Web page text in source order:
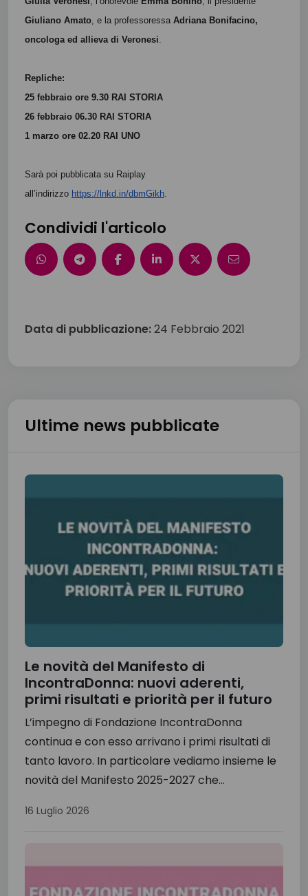
Giuliano Amato , e la professoressa Adriana Bonifacino,
oncologa ed allieva di Veronesi
Repliche:
25 febbraio ore 9.30 RAI STORIA
26 febbraio 06.30 RAI STORIA
1 marzo ore 02.20 RAI UNO
Sarà poi pubblicata su Raiplay
all’indirizzo https://lnkd.in/dbmGikh
Condividi l'articolo
Data di pubblicazione:24 Febbraio 2021
Ultime news pubblicate
Le novità del Manifesto di
IncontraDonna: nuovi aderenti,
primi risultati e priorità per il futuro
L’impegno di Fondazione IncontraDonna
continua e con esso arrivano i primi risultati di
tanto lavoro. In particolare vediamo insieme le
novità del Manifesto 2025-2027 che...
16 Luglio 2026